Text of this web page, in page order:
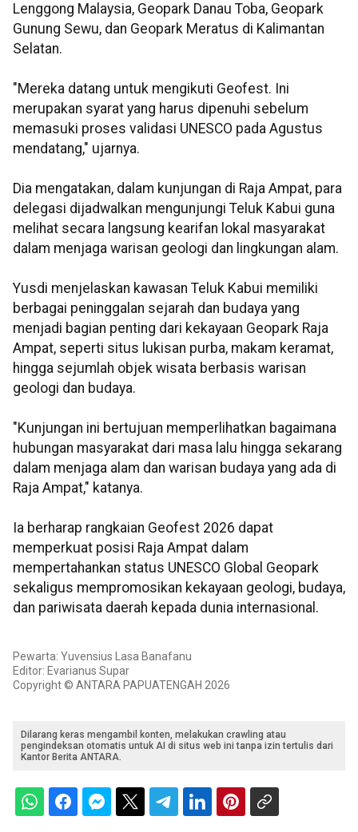
Lenggong Malaysia, Geopark Danau Toba, Geopark
Gunung Sewu, dan Geopark Meratus di Kalimantan
Selatan.
"Mereka datang untuk mengikuti Geofest. Ini
merupakan syarat yang harus dipenuhi sebelum
memasuki proses validasi UNESCO pada Agustus
mendatang," ujarnya.
Dia mengatakan, dalam kunjungan di Raja Ampat, para
delegasi dijadwalkan mengunjungi Teluk Kabui guna
melihat secara langsung kearifan lokal masyarakat
dalam menjaga warisan geologi dan lingkungan alam.
Yusdi menjelaskan kawasan Teluk Kabui memiliki
berbagai peninggalan sejarah dan budaya yang
menjadi bagian penting dari kekayaan Geopark Raja
Ampat, seperti situs lukisan purba, makam keramat,
hingga sejumlah objek wisata berbasis warisan
geologi dan budaya.
"Kunjungan ini bertujuan memperlihatkan bagaimana
hubungan masyarakat dari masa lalu hingga sekarang
dalam menjaga alam dan warisan budaya yang ada di
Raja Ampat," katanya.
Ia berharap rangkaian Geofest 2026 dapat
memperkuat posisi Raja Ampat dalam
mempertahankan status UNESCO Global Geopark
sekaligus mempromosikan kekayaan geologi, budaya,
dan pariwisata daerah kepada dunia internasional.
Pewarta: Yuvensius Lasa Banafanu
Editor: Evarianus Supar
Copyright © ANTARA PAPUATENGAH 2026
Dilarang keras mengambil konten, melakukan crawling atau
pengindeksan otomatis untuk AI di situs web ini tanpa izin tertulis dari
Kantor Berita ANTARA.